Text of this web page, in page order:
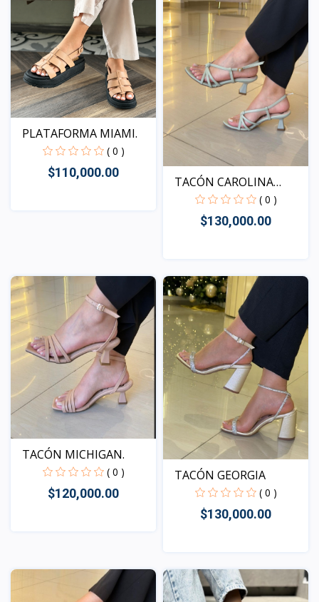
PLATAFORMA MIAMI.
( 0 )
$110,000.00
TACÓN CAROLINA
VERDE
( 0 )
$130,000.00
Vista
TACÓN MICHIGAN.
( 0 )
$120,000.00
TACÓN GEORGIA
( 0 )
$130,000.00
Vista